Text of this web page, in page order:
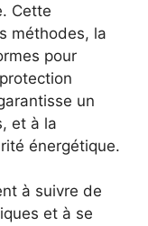
Cette
méthodes, la
pour
un
et à la
énergétique.
à suivre de
et à se